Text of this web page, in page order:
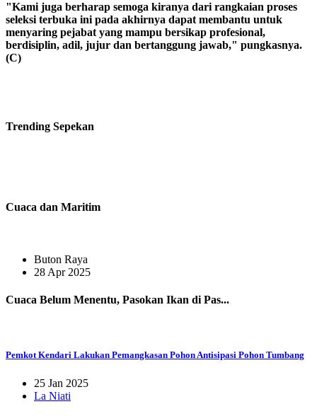
"Kami juga berharap semoga kiranya dari rangkaian proses
seleksi terbuka ini pada akhirnya dapat membantu untuk
menyaring pejabat yang mampu bersikap profesional,
berdisiplin, adil, jujur dan bertanggung jawab," pungkasnya.
(C)
Trending Sepekan
Cuaca dan Maritim
Buton Raya
28 Apr 2025
Cuaca Belum Menentu, Pasokan Ikan di Pas...
Pemkot Kendari Lakukan Pemangkasan Pohon Antisipasi Pohon Tumbang
25 Jan 2025
La Niati